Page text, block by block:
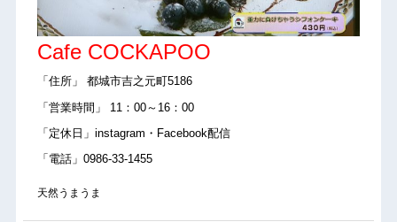
Cafe COCKAPOO
「住所」 都城市吉之元町5186
「営業時間」 11：00～16：00
「定休日」instagram・Facebook配信
「電話」0986-33-1455
天然うまうま